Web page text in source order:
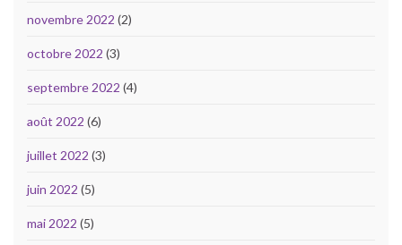
novembre 2022 (2)
octobre 2022 (3)
septembre 2022 (4)
août 2022 (6)
juillet 2022 (3)
juin 2022 (5)
mai 2022 (5)